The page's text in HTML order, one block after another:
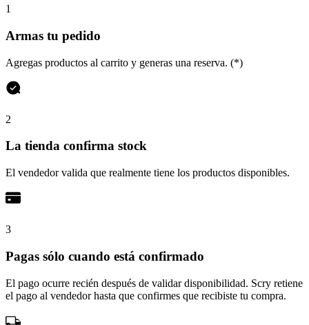
1
Armas tu pedido
Agregas productos al carrito y generas una reserva. (*)
2
La tienda confirma stock
El vendedor valida que realmente tiene los productos disponibles.
3
Pagas sólo cuando está confirmado
El pago ocurre recién después de validar disponibilidad. Scry retiene
el pago al vendedor hasta que confirmes que recibiste tu compra.